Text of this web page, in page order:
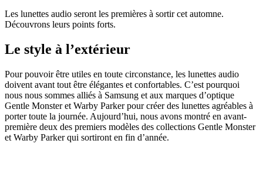
Les lunettes audio seront les premières à sortir cet automne.
Découvrons leurs points forts.
Le style à l’extérieur
Pour pouvoir être utiles en toute circonstance, les lunettes audio
doivent avant tout être élégantes et confortables. C’est pourquoi
nous nous sommes alliés à Samsung et aux marques d’optique
Gentle Monster et Warby Parker pour créer des lunettes agréables à
porter toute la journée. Aujourd’hui, nous avons montré en avant-
première deux des premiers modèles des collections Gentle Monster
et Warby Parker qui sortiront en fin d’année.